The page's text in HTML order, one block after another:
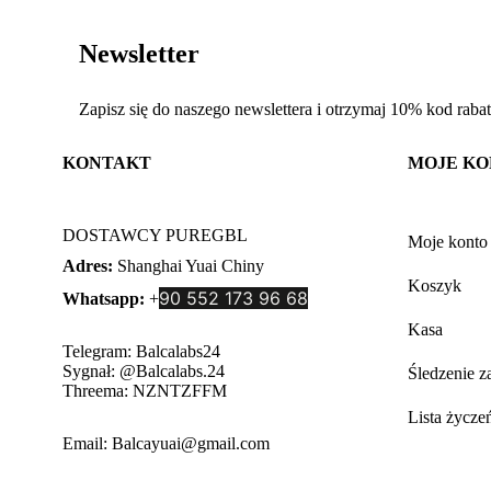
Newsletter
Zapisz się do naszego newslettera i otrzymaj 10% kod
KONTAKT
DOSTAWCY PUREGBL
Adres: Shanghai Yuai Chiny
Whatsapp: +90 552 173 96 68
Telegram: Balcalabs24
Sygnał: @Balcalabs.24
Threema: NZNTZFFM
Email: Balcayuai@gmail.com
MOJE
Moje konto
Koszyk
Kasa
Śledzenie
Lista